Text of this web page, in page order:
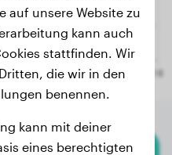
auf unsere Website zu
kann auch
stattfinden. Wir
die wir in den
benennen.
kann mit deiner
eines berechtigten